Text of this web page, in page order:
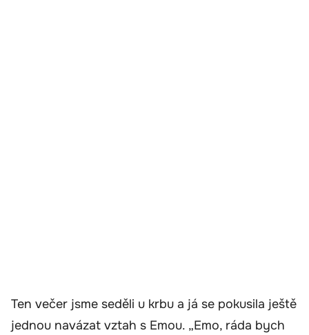
Ten večer jsme seděli u krbu a já se pokusila ještě
jednou navázat vztah s Emou. „Emo, ráda bych